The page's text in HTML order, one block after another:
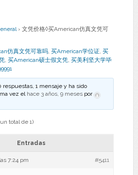
› 文凭价格◊买American仿真文凭可
仿真文凭可靠吗, 买American学位证, 买
, 买American硕士假文凭, 买美利坚大学毕
respuestas, 1 mensaje y ha sido
vez el hace 3 años, 9 meses por
total de 1)
Entradas
7:24 pm #5411